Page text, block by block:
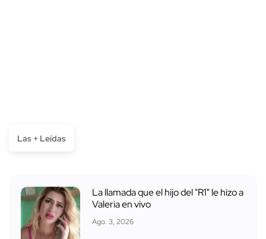
Las + Leídas
La llamada que el hijo del "R1" le hizo a
Valeria en vivo
Ago. 3, 2026